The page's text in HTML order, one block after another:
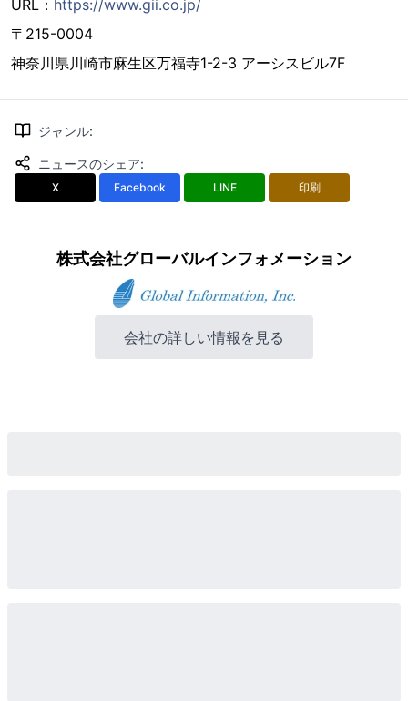
URL： https://www.gii.co.jp/
〒215-0004
神奈川県川崎市麻生区万福寺1-2-3 アーシスビル7F
ジャンル:
ニュースのシェア:
X Facebook LINE 印刷
株式会社グローバルインフォメーション
会社の詳しい情報を見る